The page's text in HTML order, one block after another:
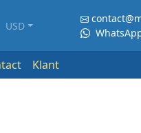
USD
Klant